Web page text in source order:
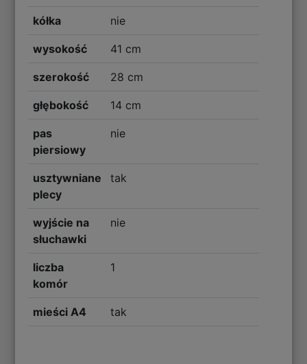
kółka nie
wysokość 41 cm
szerokość 28 cm
głębokość 14 cm
pas
piersiowy
nie
usztywniane
plecy
tak
wyjście na
słuchawki
nie
liczba
komór
1
mieści A4 tak